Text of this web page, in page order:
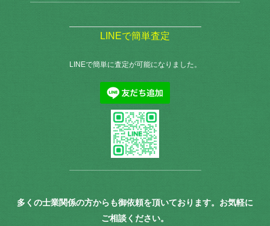
LINEで簡単査定
LINEで簡単に査定が可能になりました。
多くの士業関係の方からも御依頼を頂いております。お気軽に
ご相談ください。